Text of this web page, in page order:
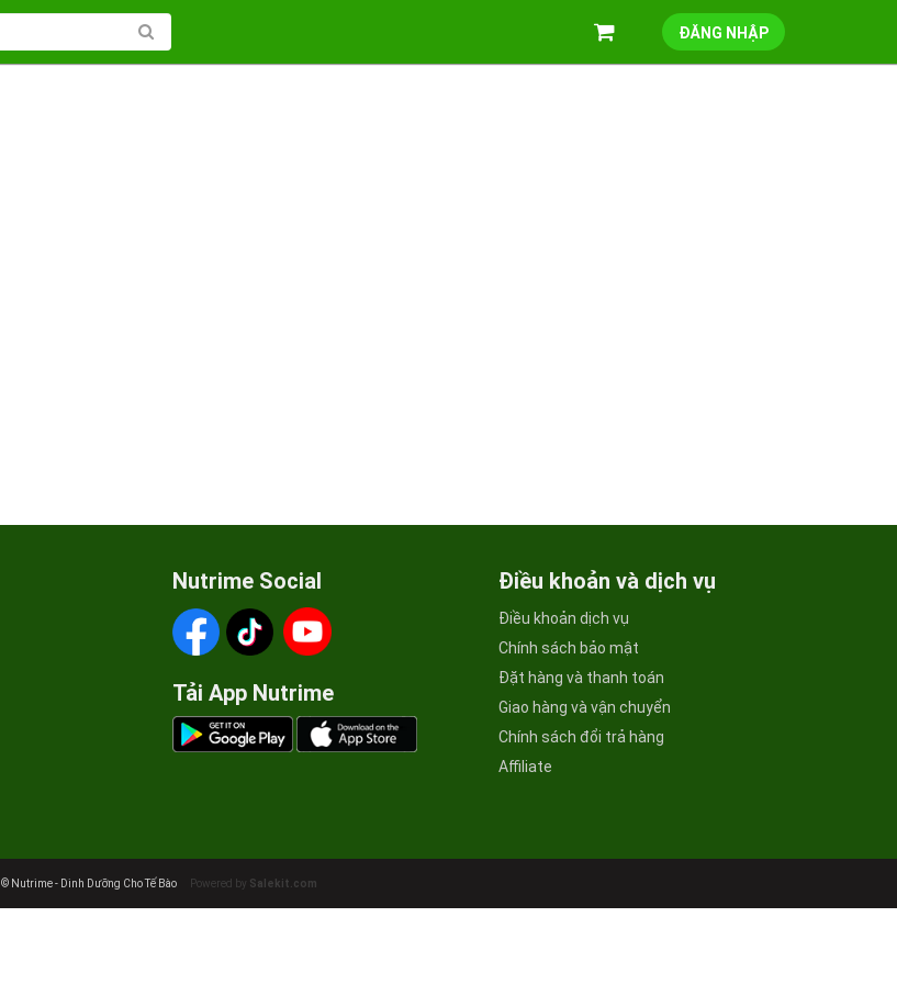
ĐĂNG NHẬP
Nutrime Social
Tải App Nutrime
Điều khoản và dịch vụ
Điều khoản dịch vụ
Chính sách bảo mật
Đặt hàng và thanh toán
Giao hàng và vận chuyển
Chính sách đổi trả hàng
Affiliate
© Nutrime - Dinh Dưỡng Cho Tế Bào Powered by Salekit.com